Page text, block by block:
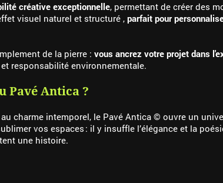
créative exceptionnelle, permettant de créer des
visuel naturel et structuré , parfait pour
de la pierre : vous ancrez votre projet dans
responsabilité environnementale.
Pavé Antica ?
charme intemporel, le Pavé Antica © ouvre un
vos espaces : il y insuffle l’élégance et la
une histoire.